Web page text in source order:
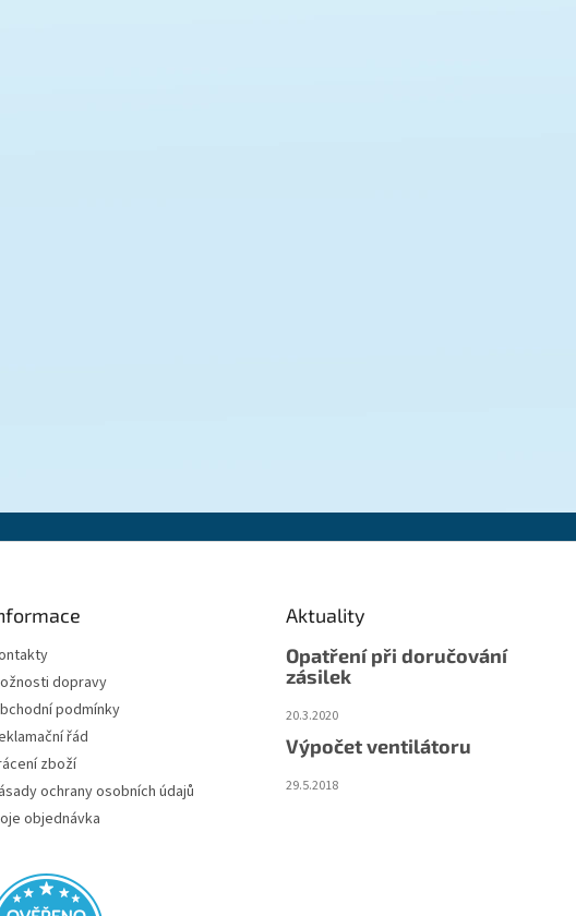
dopravy
podmínky
řád
zboží
ochrany osobních údajů
objednávka
Aktuality
Opatření při doručování
zásilek
20.3.2020
Výpočet ventilátoru
29.5.2018